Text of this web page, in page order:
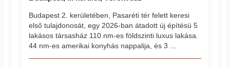
Budapest 2. kerületében, Pasaréti tér felett keresi
első tulajdonosát, egy 2026-ban átadott új építésü 5
lakásos társasház 110 nm-es földszinti luxus lakása.
44 nm-es amerikai konyhás nappalija, és 3 ...